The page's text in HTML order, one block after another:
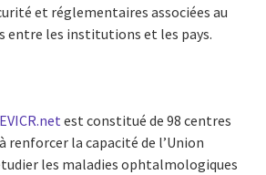
et réglementaires associées au
entre les institutions et les pays.
EVICR.net est constitué de 98 centres
renforcer la capacité de l’Union
les maladies ophtalmologiques